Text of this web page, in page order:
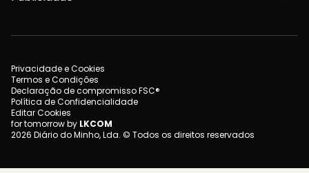
Privacidade e Cookies
Termos e Condições
Declaração de compromisso FSC®
Política de Confidencialidade
Editar Cookies
for tomorrow by LKCOM
2026 Diário do Minho, Lda. © Todos os direitos reservados